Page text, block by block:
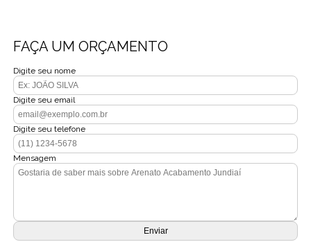
FAÇA UM ORÇAMENTO
Digite seu nome
Digite seu email
Digite seu telefone
Mensagem